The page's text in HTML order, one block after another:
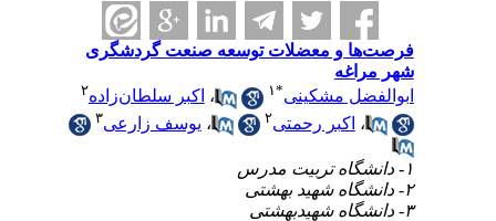
فرصت‌ها و معضلات توسعه صنعت گردشگری
شهر مراغه
ابوالفضل مشکینی
۱ ،اکبر سلطان‌زاده۲
،اکبر رحمتی ،یوسف زارعی